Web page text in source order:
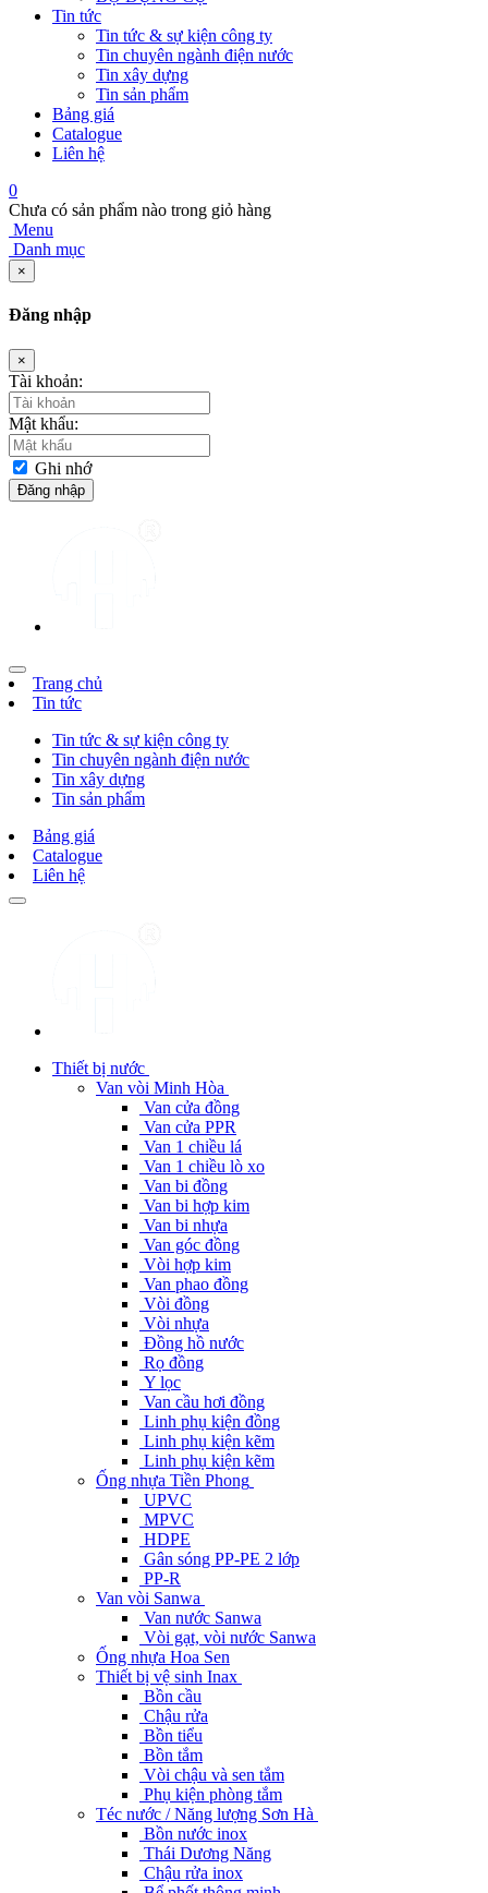
Tin tức
Tin tức & sự kiện công ty
Tin chuyên ngành điện nước
Tin xây dựng
Tin sản phẩm
Bảng giá
Catalogue
Liên hệ
0
Chưa có sản phẩm nào trong giỏ hàng
Menu
Danh mục
×
Đăng nhập
×
Tài khoản:
Mật khẩu:
Ghi nhớ
Trang chủ
Tin tức
Tin tức & sự kiện công ty
Tin chuyên ngành điện nước
Tin xây dựng
Tin sản phẩm
Bảng giá
Catalogue
Liên hệ
Thiết bị nước
Van vòi Minh Hòa
Van cửa đồng
Van cửa PPR
Van 1 chiều lá
Van 1 chiều lò xo
Van bi đồng
Van bi hợp kim
Van bi nhựa
Van góc đồng
Vòi hợp kim
Van phao đồng
Vòi đồng
Vòi nhựa
Đồng hồ nước
Rọ đồng
Y lọc
Van cầu hơi đồng
Linh phụ kiện đồng
Linh phụ kiện kẽm
Linh phụ kiện kẽm
Ống nhựa Tiền Phong
UPVC
MPVC
HDPE
Gân sóng PP-PE 2 lớp
PP-R
Van vòi Sanwa
Van nước Sanwa
Vòi gạt, vòi nước Sanwa
Ống nhựa Hoa Sen
Thiết bị vệ sinh Inax
Bồn cầu
Chậu rửa
Bồn tiểu
Bồn tắm
Vòi chậu và sen tắm
Phụ kiện phòng tắm
Téc nước / Năng lượng Sơn Hà
Bồn nước inox
Thái Dương Năng
Chậu rửa inox